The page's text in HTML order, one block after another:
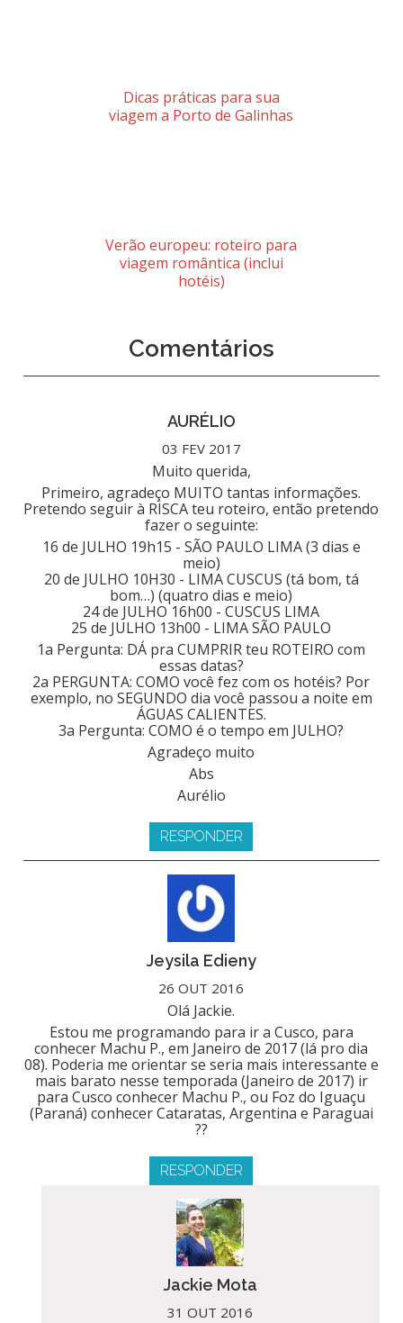
Dicas práticas para sua
viagem a Porto de Galinhas
Verão europeu: roteiro para
viagem romântica (inclui
hotéis)
Comentários
AURÉLIO
03 FEV 2017
Muito querida,
Primeiro, agradeço MUITO tantas informações.
Pretendo seguir à RISCA teu roteiro, então pretendo
fazer o seguinte:
16 de JULHO 19h15 - SÃO PAULO LIMA (3 dias e
meio)
20 de JULHO 10H30 - LIMA CUSCUS (tá bom, tá
bom…) (quatro dias e meio)
24 de JULHO 16h00 - CUSCUS LIMA
25 de JULHO 13h00 - LIMA SÃO PAULO
1a Pergunta: DÁ pra CUMPRIR teu ROTEIRO com
essas datas?
2a PERGUNTA: COMO você fez com os hotéis? Por
exemplo, no SEGUNDO dia você passou a noite em
ÁGUAS CALIENTES.
3a Pergunta: COMO é o tempo em JULHO?
Agradeço muito
Abs
Aurélio
RESPONDER
Jeysila Edieny
26 OUT 2016
Olá Jackie.
Estou me programando para ir a Cusco, para
conhecer Machu P., em Janeiro de 2017 (lá pro dia
08). Poderia me orientar se seria mais interessante e
mais barato nesse temporada (Janeiro de 2017) ir
para Cusco conhecer Machu P., ou Foz do Iguaçu
(Paraná) conhecer Cataratas, Argentina e Paraguai
??
RESPONDER
Jackie Mota
31 OUT 2016